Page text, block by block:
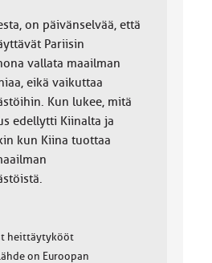
on päivänselvää, että
Pariisin
vallata maailman
eikä vaikuttaa
Kun lukee, mitä
edellytti Kiinalta ja
kun Kiina tuottaa
heittäytykööt
on Euroopan